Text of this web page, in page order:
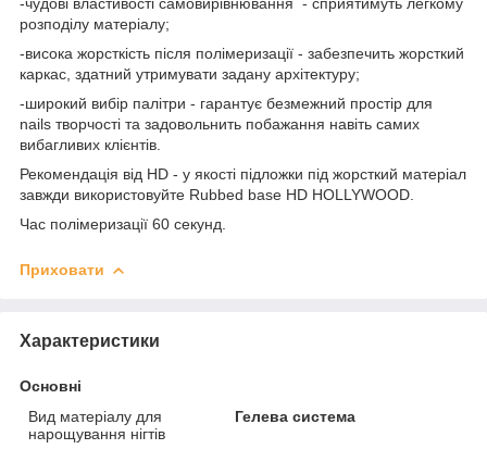
розподілу матеріалу;
-висока жорсткість після полімеризації - забезпечить жорсткий
каркас, здатний утримувати задану архітектуру;
-широкий вибір палітри - гарантує безмежний простір для
nails творчості та задовольнить побажання навіть самих
вибагливих клієнтів.
Рекомендація від HD - у якості підложки під жорсткий матеріал
завжди використовуйте Rubbed base HD HOLLYWOOD.
Час полімеризації 60 секунд.
Приховати
Характеристики
Основні
Вид матеріалу для
нарощування нігтів
Гелева система